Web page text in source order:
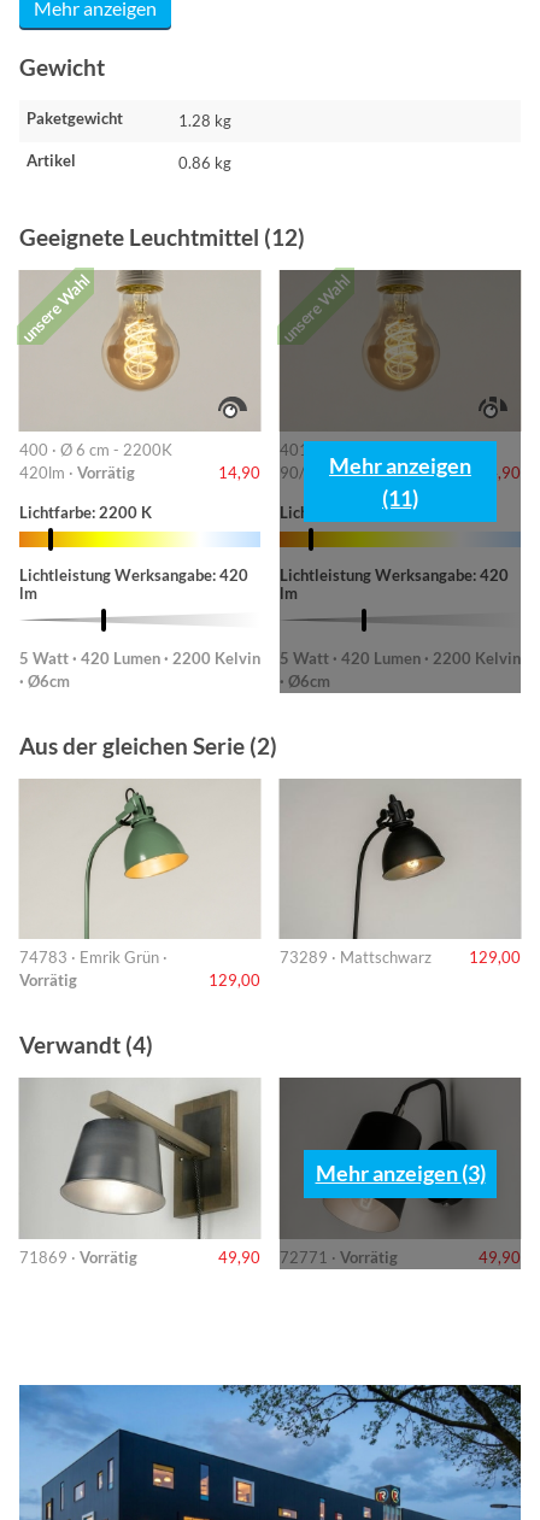
Mehr anzeigen
Gewicht
Paketgewicht 1.28 kg
Artikel 0.86 kg
Geeignete Leuchtmittel (12)
unsere Wahl
400 · Ø 6 cm - 2200K
420lm · Vorrätig 14,90
Lichtfarbe: 2200 K
Lichtleistung Werksangabe: 420
lm
5 Watt · 420 Lumen · 2200 Kelvin
· Ø6cm
unsere Wahl
401 · 6cm-2200K
90/220/420lm ·Vorrätig 14,90
Lichtfarbe: 2200 K
Lichtleistung Werksangabe: 420
lm
5 Watt · 420 Lumen · 2200 Kelvin
· Ø6cm
Mehr anzeigen
(11)
Aus der gleichen Serie (2)
74783 · Emrik Grün ·
Vorrätig
129,00
73289 · Mattschwarz 129,00
Verwandt (4)
71869 · Vorrätig 49,90 72771 · Vorrätig 49,90
Mehr anzeigen (3)